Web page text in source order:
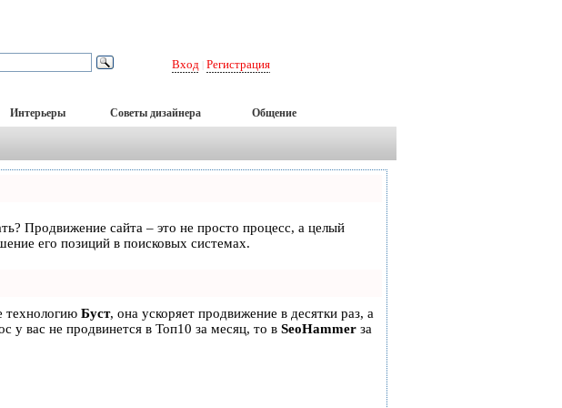
Вход Регистрация
Интерьеры Советы дизайнера Общение
Продвижение сайта – это не просто процесс, а целый
его позиций в поисковых системах.
технологию Буст, она ускоряет продвижение в десятки раз, а
у вас не продвинется в Топ10 за месяц, то в SeoHammer за